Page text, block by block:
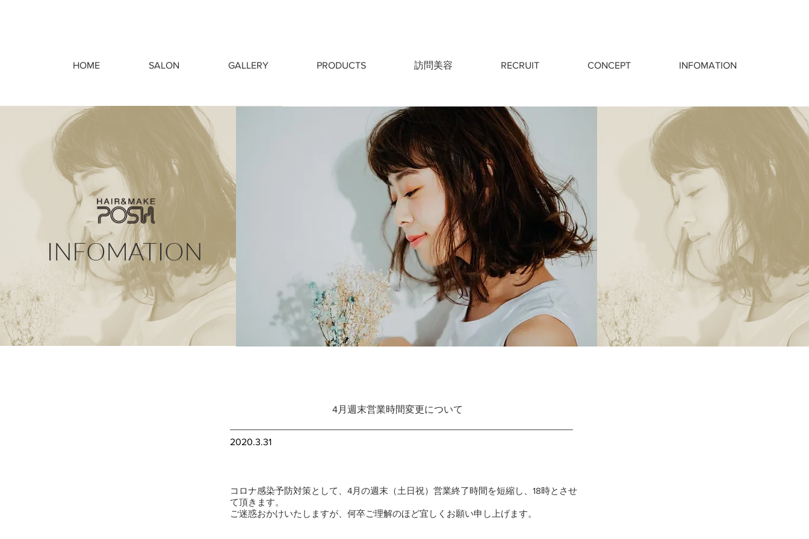
HOME SALON GALLERY PRODUCTS 訪問美容 RECRUIT CONCEPT INFOMATION
INFOMATION
4月週末営業時間変更について
2020.3.31
コロナ感染予防対策として、4月の週末（土日祝）営業終了時間を短縮し、18時とさせ
て頂きます。
ご迷惑おかけいたしますが、何卒ご理解のほど宜しくお願い申し上げます。